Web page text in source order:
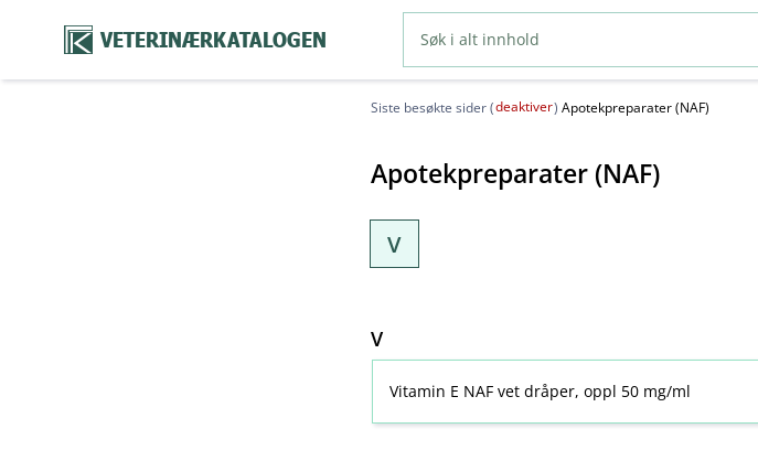
VETERINÆRKATALOGEN
Siste besøkte sider (deaktiver) Apotekpreparater (NAF)
Apotekpreparater (NAF)
V
V
Vitamin E NAF vet dråper, oppl 50 mg/ml